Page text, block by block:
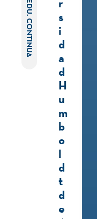
r
s
i
d
a
d
H
u
m
b
o
l
d
t
d
e
EDU. CONTINUA